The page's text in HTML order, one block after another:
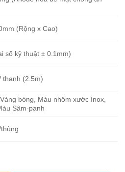
(Rộng x Cao)
số kỹ thuật ± 0.1mm)
thanh (2.5m)
bóng, Màu nhôm xước Inox,
Sâm-panh